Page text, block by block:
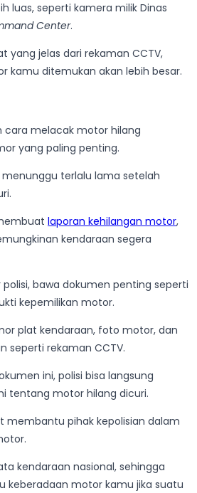
luas, seperti kamera milik Dinas
Center.
yang jelas dari rekaman CCTV,
kamu ditemukan akan lebih besar.
cara melacak motor hilang
yang paling penting.
terlalu lama setelah
laporan kehilangan motor,
kendaraan segera
bawa dokumen penting seperti
kepemilikan motor.
plat kendaraan, foto motor, dan
seperti rekaman CCTV.
ini, polisi bisa langsung
tentang motor hilang dicuri.
membantu pihak kepolisian dalam
kendaraan nasional, sehingga
keberadaan motor kamu jika suatu